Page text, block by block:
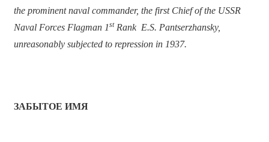
the prominent naval commander, the first Chief of the USSR
Naval Forces Flagman 1st Rank E.S. Pantserzhansky,
unreasonably subjected to repression in 1937.
ЗАБЫТОЕ ИМЯ